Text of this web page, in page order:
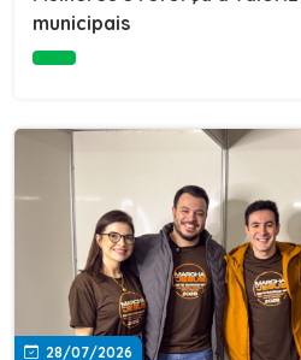
Cultura, Esporte e Lazer, Paulo
compromisso da nossa gestão
oferecendo a jovens e adultos
concluir seus estudos e
Cada certificado entregue
determinação e a certeza de
é investir no desenvolvimento
Prefeitura de Sete Barras
parceiro fundamental na
Educação de Jovens e Adultos,
equipe da Secretaria Municipal
os profissionais que
municipais
28/07/2026